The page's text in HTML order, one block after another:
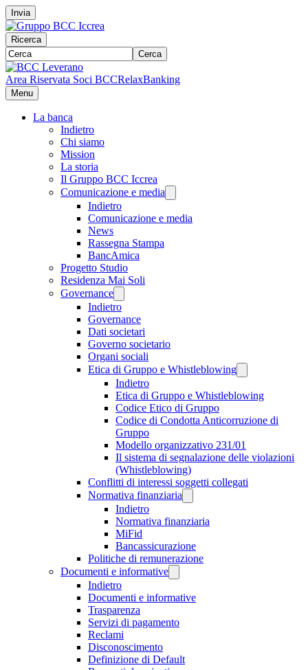
Invia
Ricerca
Cerca
Area Riservata Soci BCCRelaxBanking
Menu
La banca
Indietro
Chi siamo
Mission
La storia
Il Gruppo BCC Iccrea
Comunicazione e media
Indietro
Comunicazione e media
News
Rassegna Stampa
BancAmica
Progetto Studio
Residenza Mai Soli
Governance
Indietro
Governance
Dati societari
Governo societario
Organi sociali
Etica di Gruppo e Whistleblowing
Indietro
Etica di Gruppo e Whistleblowing
Codice Etico di Gruppo
Codice di Condotta Anticorruzione di
Gruppo
Modello organizzativo 231/01
Il sistema di segnalazione delle violazioni
(Whistleblowing)
Conflitti di interessi soggetti collegati
Normativa finanziaria
Indietro
Normativa finanziaria
MiFid
Bancassicurazione
Politiche di remunerazione
Documenti e informative
Indietro
Documenti e informative
Trasparenza
Servizi di pagamento
Reclami
Disconoscimento
Definizione di Default